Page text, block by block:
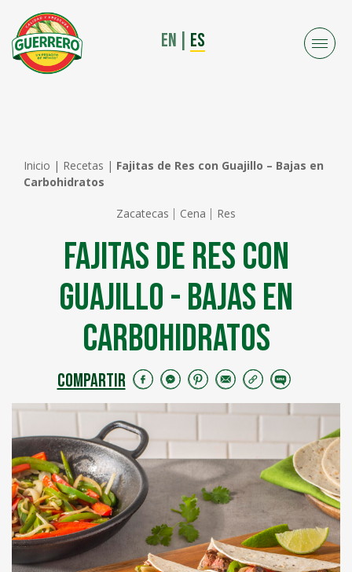
EN ES
Inicio | Recetas | Fajitas de Res con Guajillo – Bajas en
Carbohidratos
Zacatecas Cena Res
Fajitas de Res con
Guajillo - Bajas en
Carbohidratos
COMPARTIR